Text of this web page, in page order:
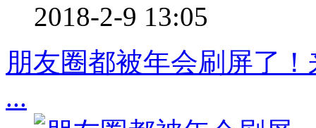
2018-2-9 13:05
朋友圈都被年会刷屏了
...